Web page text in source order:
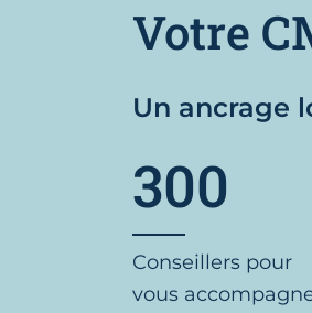
Votre
Un ancrage
300
Conseillers pour
vous